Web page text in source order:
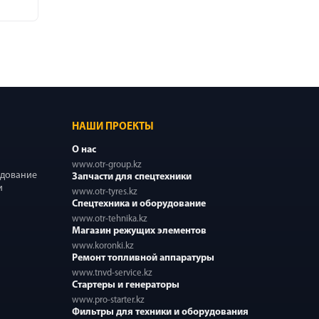
НАШИ ПРОЕКТЫ
О нас
www.otr-group.kz
Запчасти для спецтехники
www.otr-tyres.kz
Спецтехника и оборудование
www.otr-tehnika.kz
Магазин режущих элементов
www.koronki.kz
Ремонт топливной аппаратуры
www.tnvd-service.kz
Стартеры и генераторы
www.pro-starter.kz
Фильтры для техники и оборудования